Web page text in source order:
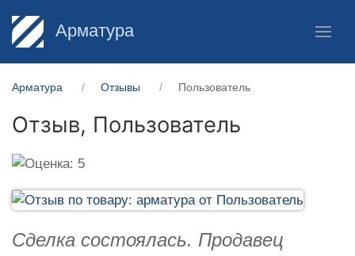
Арматура
Арматура Отзывы Пользователь
Отзыв, Пользователь
Сделка состоялась. Продавец